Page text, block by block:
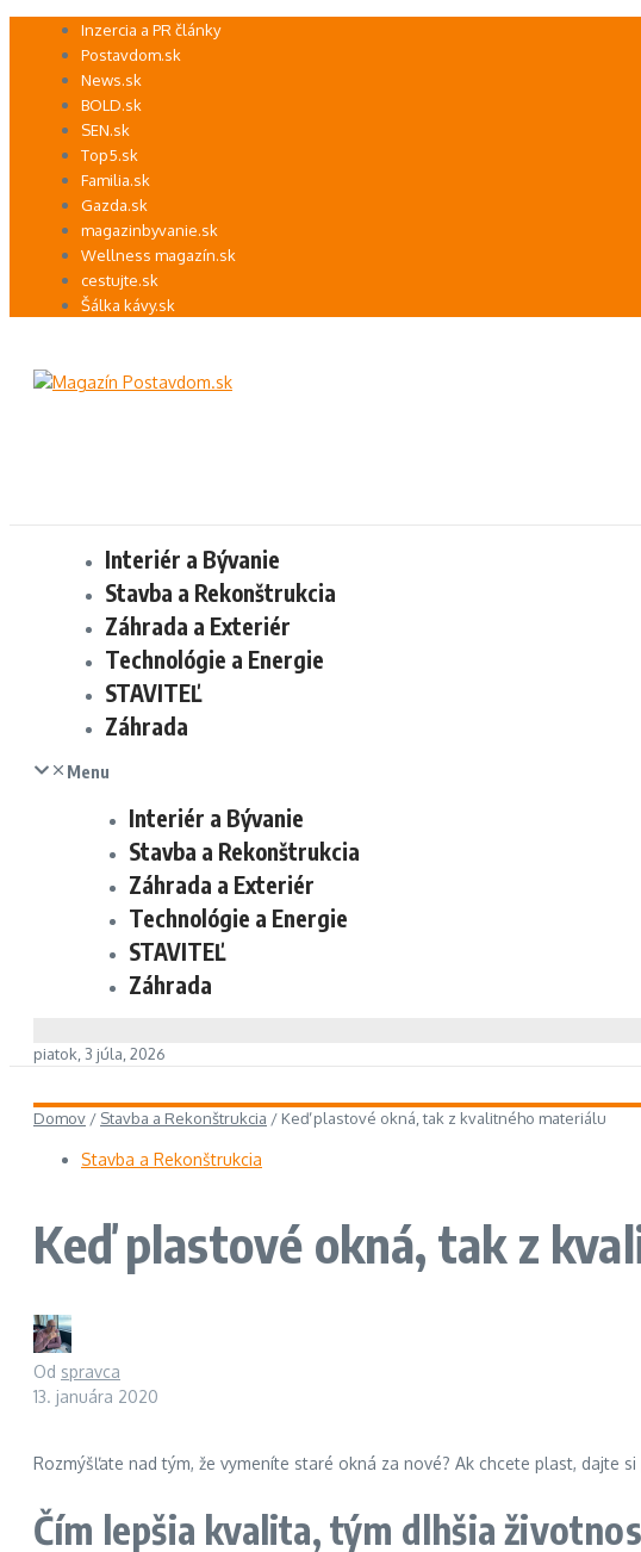
Preskočiť Inzercia a PR články
Postavdom.sk
News.sk
BOLD.sk
SEN.sk
Top5.sk
Familia.sk
Gazda.sk
magazinbyvanie.sk
Wellness magazín.sk
cestujte.sk
Šálka kávy.sk
Interiér a Bývanie
Stavba a Rekonštrukcia
Záhrada a Exteriér
Technológie a Energie
STAVITEĽ
Záhrada
Menu
Interiér a Bývanie
Stavba a Rekonštrukcia
Záhrada a Exteriér
Technológie a Energie
STAVITEĽ
Záhrada
piatok, 3 júla, 2026
Domov / Stavba a Rekonštrukcia / Keď plastové okná, tak z kvalitného materiálu
Stavba a Rekonštrukcia
Keď plastové okná, tak z
Od spravca
13. januára 2020
Rozmýšľate nad tým, že vymeníte staré okná za nové? Ak chcete plast, dajte
Čím lepšia kvalita, tým dlhšia